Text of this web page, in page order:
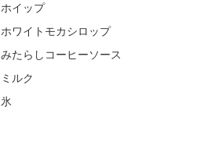
ホイップ
ホワイトモカシロップ
みたらしコーヒーソース
ミルク
氷